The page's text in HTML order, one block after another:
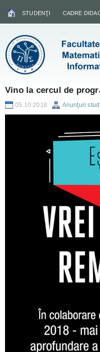
STUDENŢI CADRE
Vino la cercul de
05.10.2018 Anunţuri